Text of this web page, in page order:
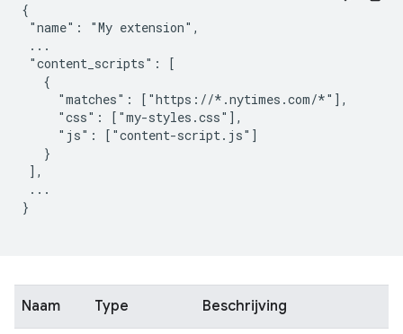
{
"name": "My extension",
...
"content_scripts": [
   {
     "matches": ["https://*.nytimes.com/*"],
     "css": ["my-styles.css"],
     "js": ["content-script.js"]
   }
],
...
}
Naam Type Beschrijving